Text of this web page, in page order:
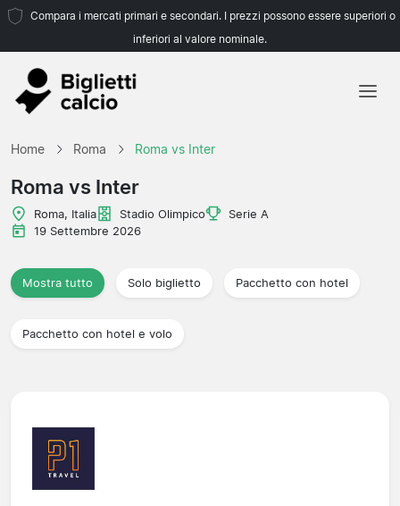
Compara i mercati primari e secondari. I prezzi possono essere superiori o
inferiori al valore nominale.
Home Roma Roma vs Inter
Roma vs Inter
Roma, Italia Stadio Olimpico
Serie A
19 Settembre 2026
Mostra tutto Solo biglietto Pacchetto con hotel
Pacchetto con hotel e volo